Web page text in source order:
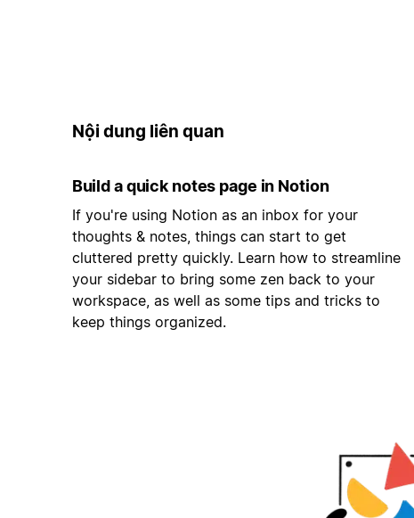
Nội dung liên quan
Build a quick notes page in Notion
If you're using Notion as an inbox for your
thoughts & notes, things can start to get
cluttered pretty quickly. Learn how to streamline
your sidebar to bring some zen back to your
workspace, as well as some tips and tricks to
keep things organized.